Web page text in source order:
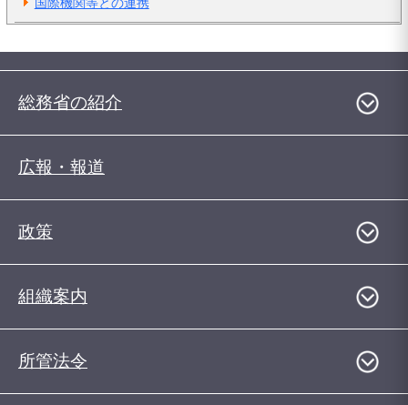
総務省の紹介
広報・報道
政策
組織案内
所管法令